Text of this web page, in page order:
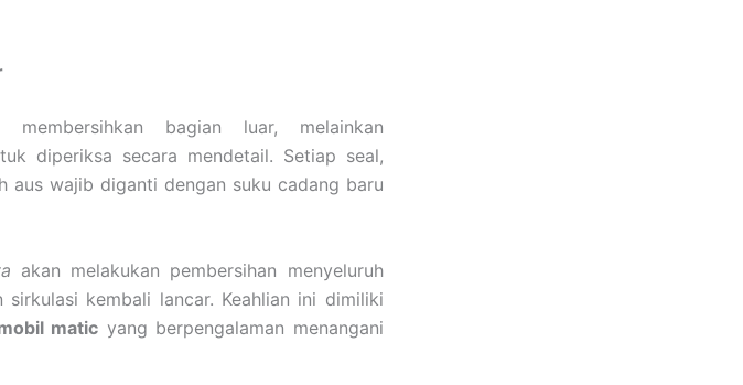
bagian luar, melainkan
diperiksa secara mendetail. Setiap seal,
aus wajib diganti dengan suku cadang baru
akan melakukan pembersihan menyeluruh
kembali lancar. Keahlian ini dimiliki
matic yang berpengalaman menangani